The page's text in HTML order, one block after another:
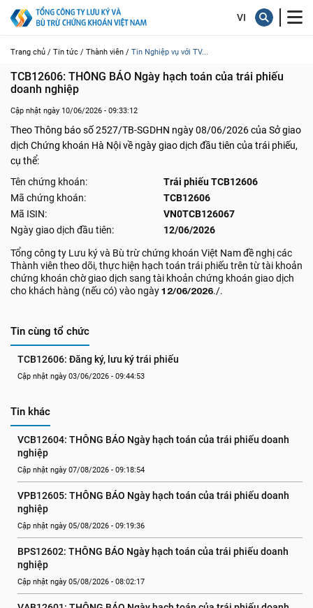
Trang chủ / Tin tức / Thành viên / Tin Nghiệp vụ với TV...
TCB12606: THÔNG BÁO Ngày hạch toán của trái phiếu
doanh nghiệp
Cập nhật ngày 10/06/2026 - 09:33:12
Theo Thông báo số 2527/TB-SGDHN ngày 08/06/2026 của Sở giao
dịch Chứng khoán Hà Nội về ngày giao dịch đầu tiên của trái phiếu,
cụ thể:
Tên chứng khoán:
Trái phiếu TCB12606
Mã chứng khoán:
TCB12606
Mã ISIN:
VN0TCB126067
Ngày giao dịch đầu tiên:
12/06/2026
Tổng công ty Lưu ký và Bù trừ chứng khoán Việt Nam đề nghị các
Thành viên theo dõi, thực hiện hạch toán trái phiếu trên từ tài khoản
chứng khoán chờ giao dịch sang tài khoản chứng khoán giao dịch
cho khách hàng (nếu có) vào ngày12/06/2026./.
Tin cùng tổ chức
TCB12606: Đăng ký, lưu ký trái phiếu
Cập nhật ngày 03/06/2026 - 09:44:53
Tin khác
VCB12604: THÔNG BÁO Ngày hạch toán của trái phiếu doanh
nghiệp
Cập nhật ngày 07/08/2026 - 09:18:54
VPB12605: THÔNG BÁO Ngày hạch toán của trái phiếu doanh
nghiệp
Cập nhật ngày 05/08/2026 - 09:19:36
BPS12602: THÔNG BÁO Ngày hạch toán của trái phiếu doanh
nghiệp
Cập nhật ngày 05/08/2026 - 08:02:17